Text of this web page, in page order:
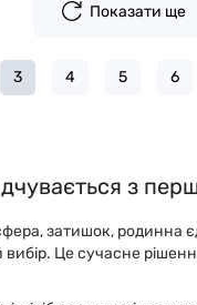
Показати ще
3 4 5 6
з
затишок, родинна
Це сучасне